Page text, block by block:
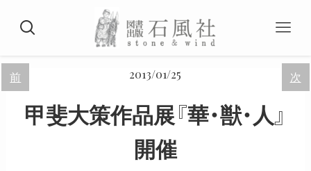
前 次
2013/01/25
甲斐大策作品展『華・獣・人』
開催